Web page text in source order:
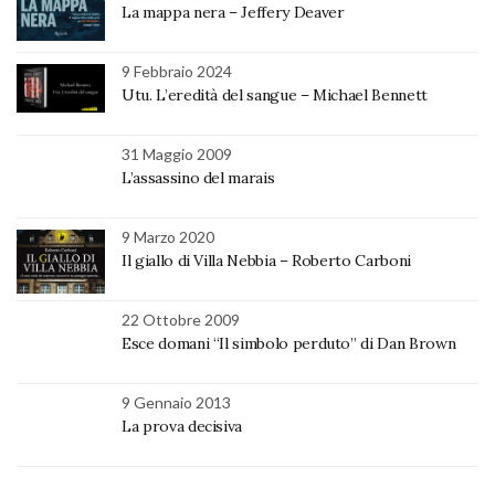
La mappa nera – Jeffery Deaver
9 Febbraio 2024
Utu. L’eredità del sangue – Michael Bennett
31 Maggio 2009
L’assassino del marais
9 Marzo 2020
Il giallo di Villa Nebbia – Roberto Carboni
22 Ottobre 2009
Esce domani “Il simbolo perduto” di Dan Brown
9 Gennaio 2013
La prova decisiva